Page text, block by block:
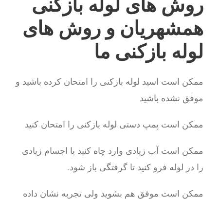
روش های لوله بازکنی
همشهریان و روش های
لوله بازکنی ما
ممکن است اسید لوله بازکنی را امتحان کرده باشید و
موفق نشده باشید
ممکن است پمپ دستی لوله بازکنی را امتحان کنید
ممکن است آب زیادی وارد چاه کنید یا اجسام زیادی
را در لوله فرو کنید تا گرفتگی باز شود.
ممکن است موفق هم بشوید ولی تجربه نشان داده